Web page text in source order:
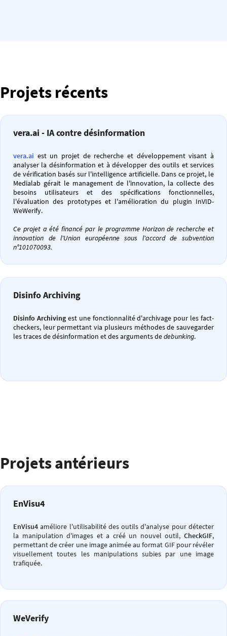
Projets récents
vera.ai - IA contre désinformation
vera.ai est un projet de recherche et développement visant à
analyser la désinformation et à développer des outils et services
de vérification basés sur l'intelligence artificielle. Dans ce projet, le
Medialab gérait le management de l'innovation, la collecte des
besoins utilisateurs et des spécifications fonctionnelles,
l'évaluation des prototypes et l'amélioration du plugin InVID-
WeWerify.
Ce projet a été financé par le programme Horizon de recherche et
innovation de l'Union européenne sous l'accord de subvention
n°101070093.
Disinfo Archiving
Disinfo Archivingest une fonctionnalité d'archivage pour les fact-
checkers, leur permettant via plusieurs méthodes de sauvegarder
les traces de désinformation et des arguments dedebunking.
Projets antérieurs
EnVisu4
EnVisu4 améliore l'utilisabilité des outils d'analyse pour détecter
la manipulation d'images et a créé un nouvel outil, CheckGIF,
permettant de créer une image animée au format GIF pour révéler
visuellement toutes les manipulations subies par une image
trafiquée.
WeVerify